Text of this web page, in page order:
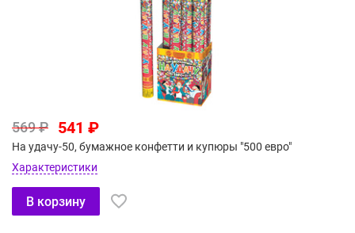
569 ₽ 541 ₽
На удачу-50, бумажное конфетти и купюры "500 евро"
Характеристики
В корзину